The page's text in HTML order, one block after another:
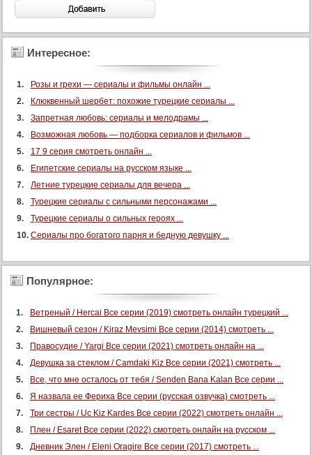
104 серия
106 серия
107 серия
108 серия
111 серия
112 серия
113 серия
114 серия
115 серия
116 серия
118 серия
120 серия
121 серия
122 серия
123 серия
124 серия
Интересное:
Розы и грехи — сериалы и фильмы онлайн ...
Клюквенный шербет: похожие турецкие сериалы ...
Запретная любовь: сериалы и мелодрамы ...
Возможная любовь — подборка сериалов и фильмов ...
17 9 серия смотреть онлайн ...
Египетские сериалы на русском языке ...
Летние турецкие сериалы для вечера ...
Турецкие сериалы с сильными персонажами ...
Турецкие сериалы о сильных героях ...
Сериалы про богатого парня и бедную девушку ...
Популярное:
Ветреный / Hercai Все серии (2019) смотреть онлайн турецкий ...
Вишневый сезон / Kiraz Mevsimi Все серии (2014) смотреть ...
Правосудие / Yargi Все серии (2021) смотреть онлайн на ...
Девушка за стеклом / Camdaki Kiz Все серии (2021) смотреть ...
Все, что мне осталось от тебя / Senden Bana Kalan Все серии ...
Я назвала ее Фериха Все серии (русская озвучка) смотреть ...
Три сестры / Uc Kiz Kardes Все серии (2022) смотреть онлайн ...
Плен / Esaret Все серии (2022) смотреть онлайн на русском ...
Дневник Элен / Eleni Oragire Все серии (2017) смотреть ...